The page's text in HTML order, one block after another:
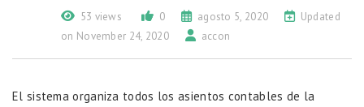
53 views 0 agosto 5, 2020
Updated
on November 24, 2020
accon
El sistema organiza todos los asientos contables de la